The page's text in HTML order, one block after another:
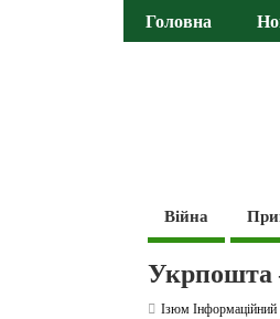
Головна
Війна
Укрпошта
Ізюм Інформаційний